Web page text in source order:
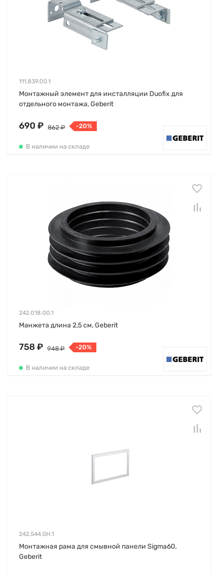
111.839.00.1
Монтажный элемент для инсталляции Duofix для
отдельного монтажа, Geberit
690 ₽ 862 ₽ -20%
В наличии на складе
242.018.00.1
Манжета длина 2,5 см, Geberit
758 ₽ 948 ₽ -20%
В наличии на складе
242.544.GH.1
Монтажная рама для смывной панели Sigma60,
Geberit